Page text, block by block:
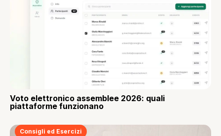
Voto elettronico assemblee 2026: quali
piattaforme funzionano
Consigli ed Esercizi